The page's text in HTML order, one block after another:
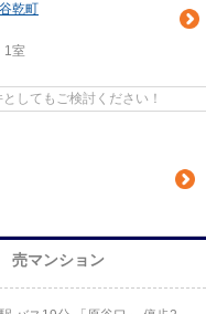
乾町
1室
してもご検討ください！
売マンション